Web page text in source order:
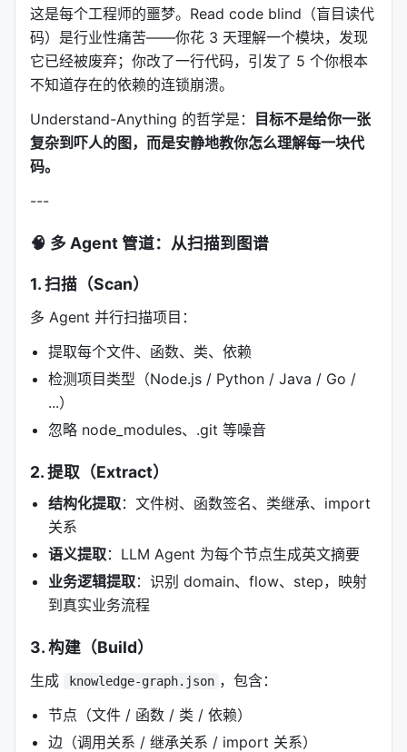
这是每个工程师的噩梦。Read code blind（盲目读代
码）是行业性痛苦——你花 3 天理解一个模块，发现
它已经被废弃；你改了一行代码，引发了 5 个你根本
不知道存在的依赖的连锁崩溃。
Understand-Anything 的哲学是：
目标不是给你一张
复杂到吓人的图，而是安静地教你怎么理解每一块代
码。
---
🧠 多 Agent 管道：从扫描到图谱
1. 扫描（Scan）
多 Agent 并行扫描项目：
提取每个文件、函数、类、依赖
检测项目类型（Node.js / Python / Java / Go /
...）
忽略 node_modules、.git 等噪音
2. 提取（Extract）
结构化提取：文件树、函数签名、类继承、import
关系
语义提取：LLM Agent 为每个节点生成英文摘要
业务逻辑提取：识别 domain、flow、step，映射
到真实业务流程
3. 构建（Build）
生成 knowledge-graph.json ，包含：
节点（文件 / 函数 / 类 / 依赖）
边（调用关系 / 继承关系 / import 关系）